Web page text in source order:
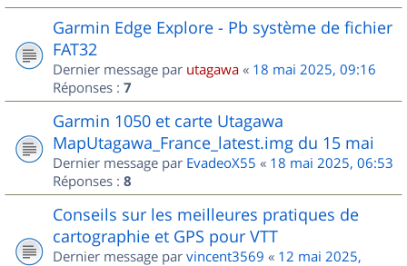
Garmin Edge Explore - Pb système de fichier
FAT32
Dernier message par utagawa « 18 mai 2025, 09:16
Réponses : 7
Garmin 1050 et carte Utagawa
MapUtagawa_France_latest.img du 15 mai
Dernier message par EvadeoX55 « 18 mai 2025, 06:53
Réponses : 8
Conseils sur les meilleures pratiques de
cartographie et GPS pour VTT
Dernier message par vincent3569 « 12 mai 2025,